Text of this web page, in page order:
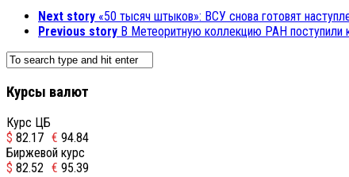
Next story «50 тысяч штыков»: ВСУ снова готовят
Previous story В Метеоритную коллекцию РАН поступили
Курсы валют
Курс ЦБ
$ 82.17 € 94.84
Биржевой курс
$ 82.52 € 95.39